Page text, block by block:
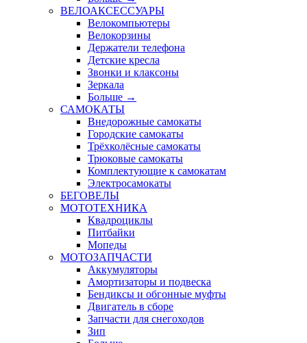
ВЕЛОАКСЕССУАРЫ
Велокомпьютеры
Велокорзины
Держатели телефона
Детские кресла
Звонки и клаксоны
Зеркала
Больше →
САМОКАТЫ
Внедорожные самокаты
Городские самокаты
Трёхколёсные самокаты
Трюковые самокаты
Комплектующие к самокатам
Электросамокаты
БЕГОВЕЛЫ
МОТОТЕХНИКА
Квадроциклы
Питбайки
Мопеды
МОТОЗАПЧАСТИ
Аккумуляторы
Амортизаторы и подвеска
Бендиксы и обгонные муфты
Двигатель в сборе
Запчасти для снегоходов
Зип